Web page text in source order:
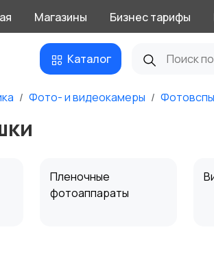
Магазины Бизнес тарифы
Каталог
Фото- и видеокамеры
Пленочные
фотоаппараты